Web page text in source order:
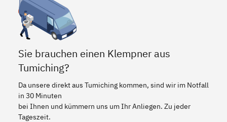
Sie brauchen einen Klempner aus
Tumiching?
Da unsere direkt aus Tumiching kommen, sind wir im Notfall
in 30 Minuten
bei Ihnen und kümmern uns um Ihr Anliegen. Zu jeder
Tageszeit.